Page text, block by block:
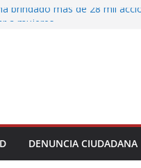
brindado más de 28 mil
familias
DENUNCIA CIUDADANA